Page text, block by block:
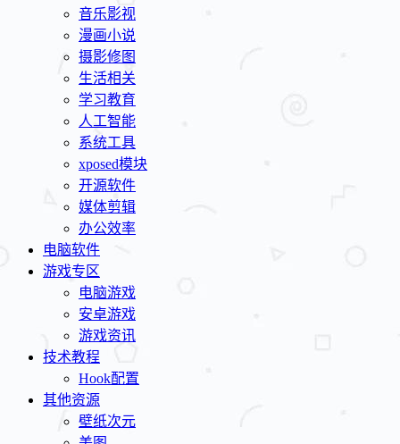
音乐影视
漫画小说
摄影修图
生活相关
学习教育
人工智能
系统工具
xposed模块
开源软件
媒体剪辑
办公效率
电脑软件
游戏专区
电脑游戏
安卓游戏
游戏资讯
技术教程
Hook配置
其他资源
壁纸次元